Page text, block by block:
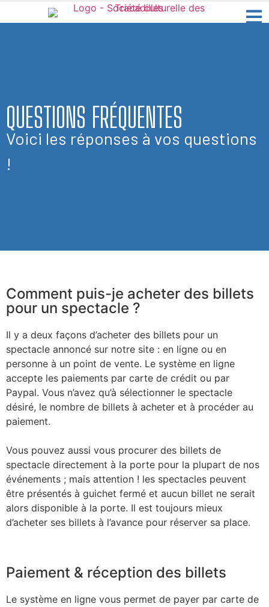
QUESTIONS FRÉQUENTES
Voici les réponses à vos questions
!
​Comment puis-je acheter des billets
pour un spectacle ?​
Il y a deux façons d’acheter des billets pour un
spectacle annoncé sur notre site : en ligne ou en
personne à un point de vente. Le système en ligne
accepte les paiements par carte de crédit ou par
Paypal. Vous n’avez qu’à sélectionner le spectacle
désiré, le nombre de billets à acheter et à procéder au
paiement.
Vous pouvez aussi vous procurer des billets de
spectacle directement à la porte pour la plupart de nos
événements ; mais attention ! les spectacles peuvent
être présentés à guichet fermé et aucun billet ne serait
alors disponible à la porte. Il est toujours mieux
d’acheter ses billets à l’avance pour réserver sa place.
Paiement & réception des billets
Le système en ligne vous permet de payer par carte de